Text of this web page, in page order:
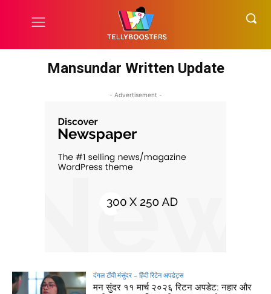
Mansundar Written Update
- Advertisement -
दंगल टीवी मंसुंदर – हिंदी रिटेन अपडेट्स
मन सुंदर ११ मार्च २०२६ रिटन अपडेट: नहार और